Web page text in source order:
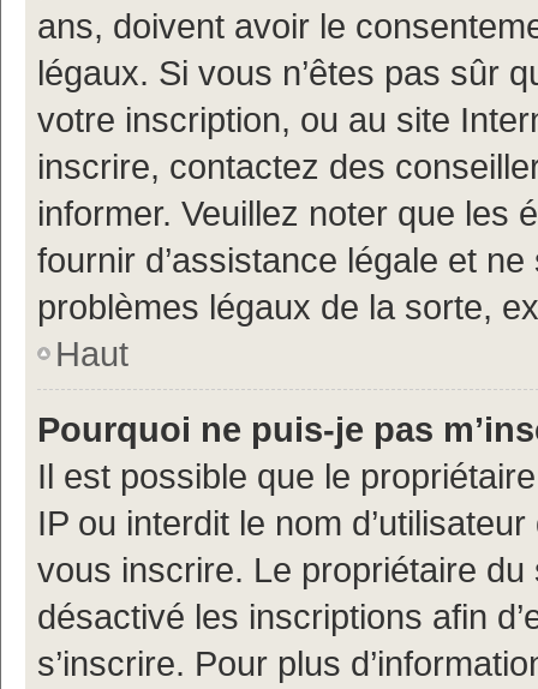
ans, doivent avoir le
légaux. Si vous n’êtes pas sûr
votre inscription, ou au site
inscrire, contactez des
informer. Veuillez noter que les
fournir d’assistance légale et
problèmes légaux de la sorte,
Haut
Pourquoi ne puis-je pas
Il est possible que le
IP ou interdit le nom
vous inscrire. Le propriétaire
désactivé les inscriptions afin
s’inscrire. Pour plus